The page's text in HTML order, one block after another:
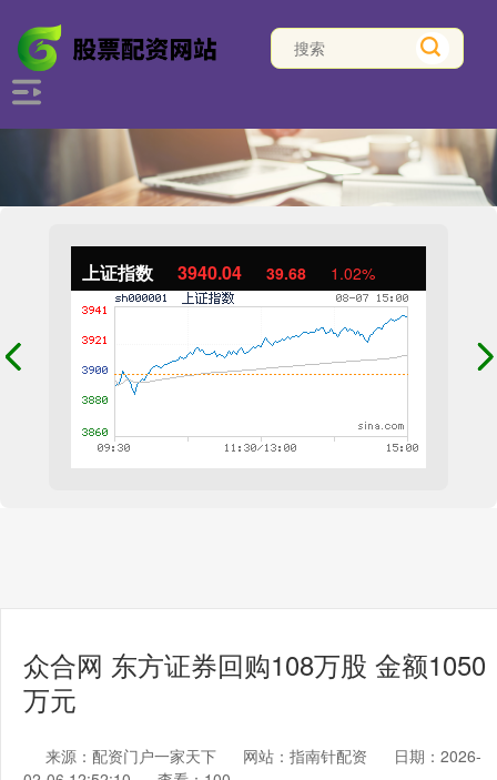
上证指数 3940.04 39.68 1.02%
众合网 东方证券回购108万股 金额1050
万元
来源：配资门户一家天下 网站：指南针配资
日期：2026-